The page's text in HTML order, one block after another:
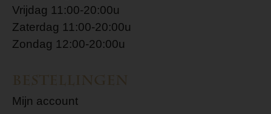
Vrijdag 11:00-20:00u
Zaterdag 11:00-20:00u
Zondag 12:00-20:00u
Bestellingen
Mijn account